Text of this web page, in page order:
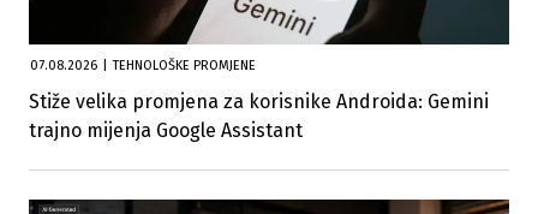
07.08.2026 TEHNOLOŠKE PROMJENE
Stiže velika promjena za korisnike Androida: Gemini
trajno mijenja Google Assistant